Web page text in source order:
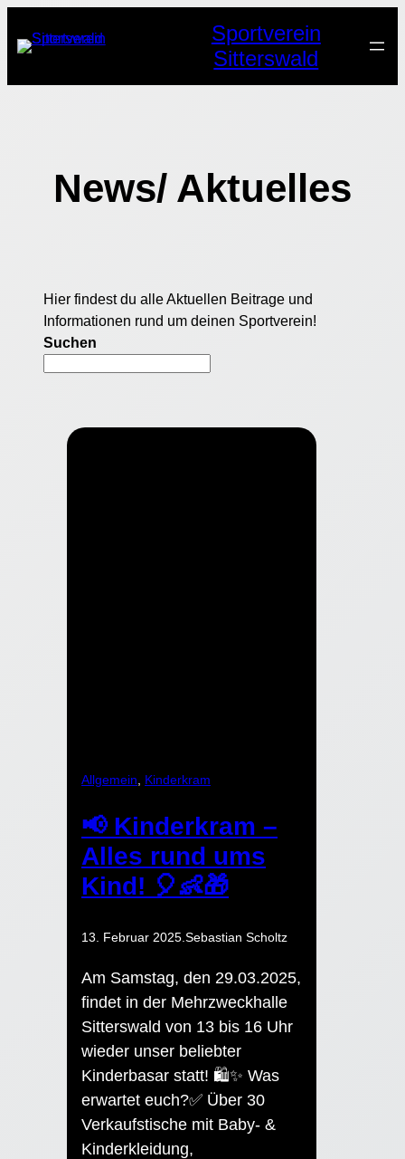
Inhalt
Sportverein
Sitterswald
News/ Aktuelles
Hier findest du alle Aktuellen Beitrage und
Informationen rund um deinen Sportverein!
Suchen
Allgemein Kinderkram
📢 Kinderkram –
Alles rund ums
Kind! 🎈👶🎁
13. Februar 2025 Sebastian Scholtz
Am Samstag, den 29.03.2025,
findet in der Mehrzweckhalle
Sitterswald von 13 bis 16 Uhr
wieder unser beliebter
Kinderbasar statt! 🛍✨ Was
erwartet euch?✅ Über 30
Verkaufstische mit Baby- &
Kinderkleidung,